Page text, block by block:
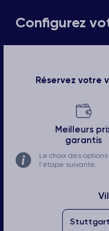
Configurez
Réservez votre
Meilleurs
garantis
Le choix des
l'étape suivante.